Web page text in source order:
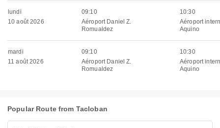
lundi
10 août 2026
09:10
Aéroport Daniel Z.
Romualdez
10:30
Aéroport
Aquino
mardi
11 août 2026
09:10
Aéroport Daniel Z.
Romualdez
10:30
Aéroport
Aquino
Popular Route from Tacloban